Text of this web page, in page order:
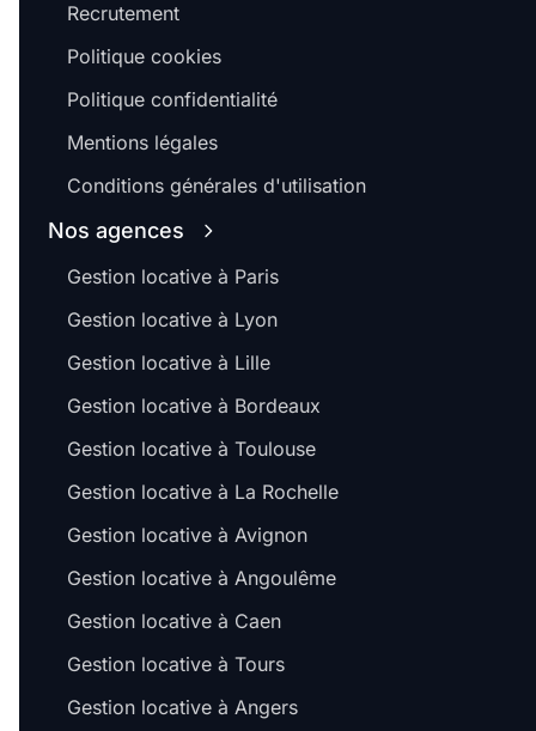
Recrutement
Politique cookies
Politique confidentialité
Mentions légales
Conditions générales d'utilisation
Nos agences
Gestion locative à Paris
Gestion locative à Lyon
Gestion locative à Lille
Gestion locative à Bordeaux
Gestion locative à Toulouse
Gestion locative à La Rochelle
Gestion locative à Avignon
Gestion locative à Angoulême
Gestion locative à Caen
Gestion locative à Tours
Gestion locative à Angers